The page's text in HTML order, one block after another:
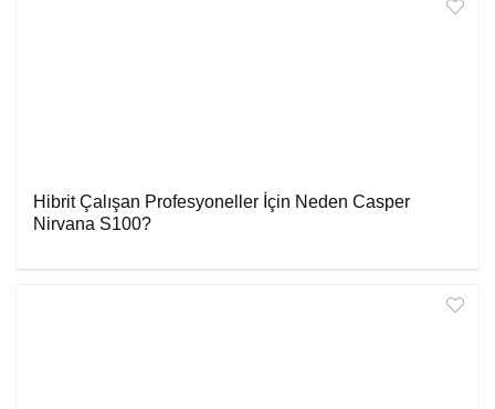
Hibrit Çalışan Profesyoneller İçin Neden Casper
Nirvana S100?